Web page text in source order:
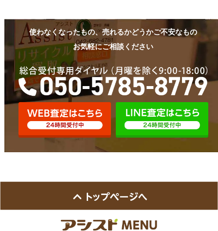
使わなくなったもの、売れるかどうかご不安なもの
お気軽にご相談ください